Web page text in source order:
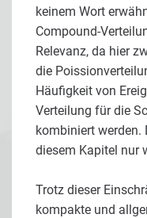
keinem Wort
Compound-
Relevanz, da hier
die
Häufigkeit von
Verteilung für die
kombiniert werden.
diesem Kapitel nur
Trotz dieser
kompakte und